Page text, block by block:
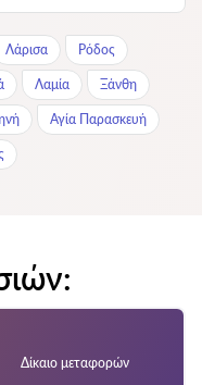
Λάρισα Ρόδος
Λαμία Ξάνθη
Αγία Παρασκευή
Δίκαιο μεταφορών